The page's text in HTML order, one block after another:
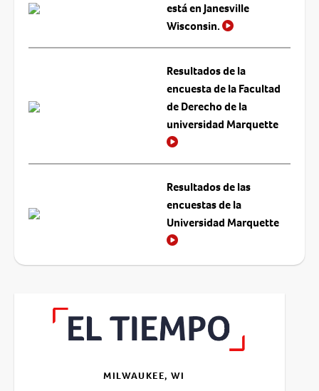
está en Janesville
Wisconsin.
Resultados de la
encuesta de la Facultad
de Derecho de la
universidad Marquette
Resultados de las
encuestas de la
Universidad Marquette
MILWAUKEE, WI